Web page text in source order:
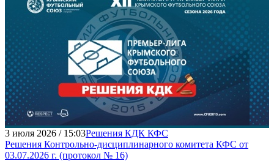
3 июля 2026 / 15:03Решения КДК КФС
Решения Контрольно-дисциплинарного комитета КФС от
03.07.2026 г. (протокол № 16)